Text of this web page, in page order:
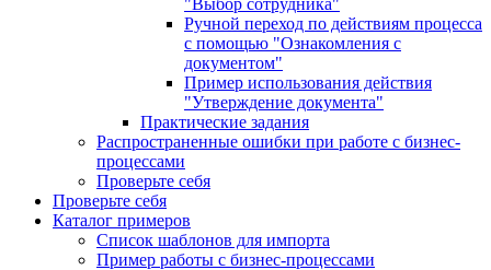
"Выбор сотрудника"
Ручной переход по действиям процесса
с помощью "Ознакомления с
документом"
Пример использования действия
"Утверждение документа"
Практические задания
Распространенные ошибки при работе с бизнес-
процессами
Проверьте себя
Проверьте себя
Каталог примеров
Список шаблонов для импорта
Пример работы с бизнес-процессами